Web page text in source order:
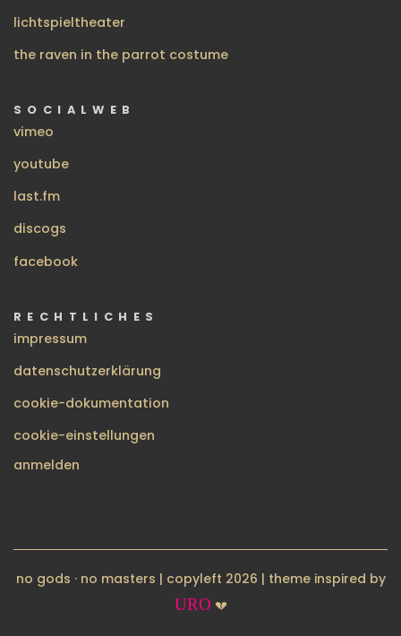
lichtspieltheater
the raven in the parrot costume
SOCIALWEB
vimeo
youtube
last.fm
discogs
facebook
RECHTLICHES
impressum
datenschutzerklärung
cookie-dokumentation
cookie-einstellungen
BENUTZERMENÜ
anmelden
no gods · no masters | copyleft 2026 | theme inspired by
URO 💔